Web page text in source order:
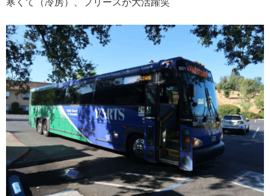
寒くて（冷房）、フリースが大活躍笑